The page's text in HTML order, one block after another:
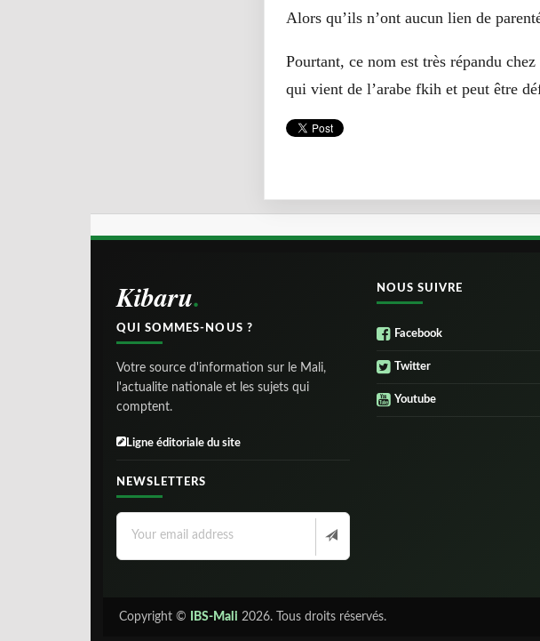
Alors qu’ils n’ont aucun lien de
Pourtant, ce nom est très répandu
qui vient de l’arabe fkih et peut être
Kibaru
QUI SOMMES-NOUS ?
Votre source d'information sur le Mali,
l'actualite nationale et les sujets qui
comptent.
Ligne éditoriale du site
NEWSLETTERS
NOUS SUIVRE
Facebook
Twitter
Youtube
Copyright © IBS-Mali 2026. Tous droits réservés.